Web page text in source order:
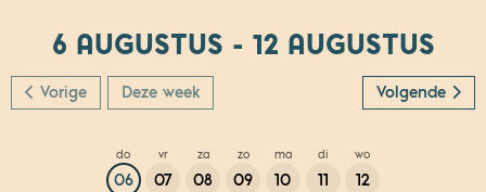
6 AUGUSTUS - 12 AUGUSTUS
Vorige Deze week Volgende
do
06
vr
07
za
08
zo
09
ma
10
di
11
wo
12